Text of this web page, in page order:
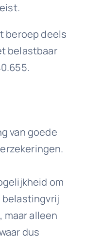
beroep deels
belastbaar
van goede
om
alleen
dus